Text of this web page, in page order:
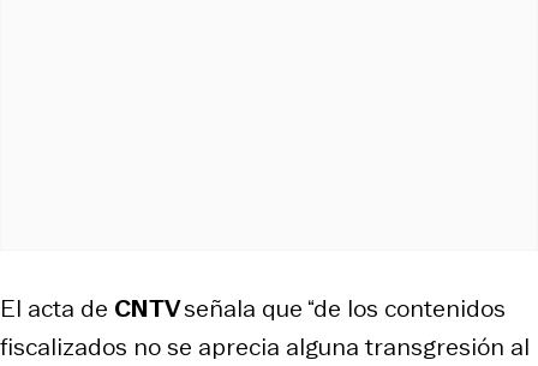
El acta de CNTVseñala que “de los contenidos
fiscalizados no se aprecia alguna transgresión al